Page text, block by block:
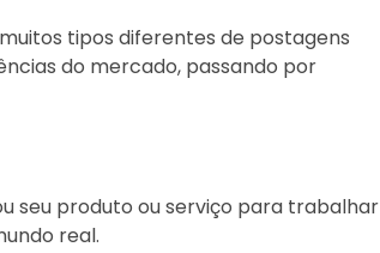
tipos diferentes de postagens
do mercado, passando por
seu produto ou serviço para trabalhar
real.